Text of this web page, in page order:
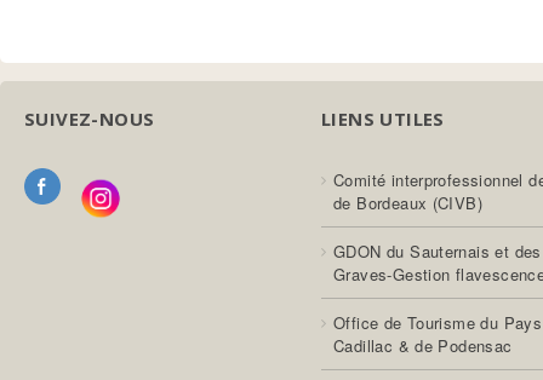
SUIVEZ-NOUS LIENS UTILES
Comité interprofessionnel
de Bordeaux (CIVB)
GDON du Sauternais et des
Graves-Gestion
Office de Tourisme du
Cadillac & de Podensac